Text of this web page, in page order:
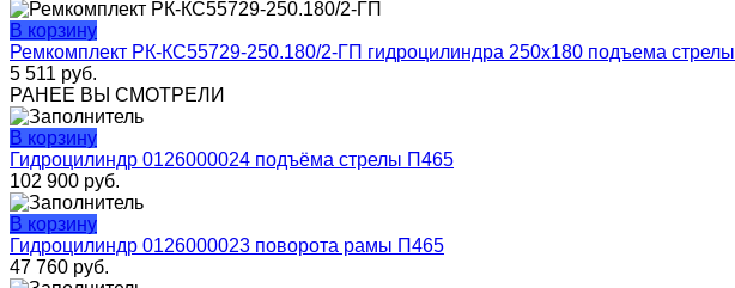
В корзину
Ремкомплект РК-КС55729-250.180/2-ГП гидроцилиндра 250х180 подъема стрелы
5 511 руб.
РАНЕЕ ВЫ СМОТРЕЛИ
В корзину
Гидроцилиндр 0126000024 подъёма стрелы П465
102 900 руб.
В корзину
Гидроцилиндр 0126000023 поворота рамы П465
47 760 руб.